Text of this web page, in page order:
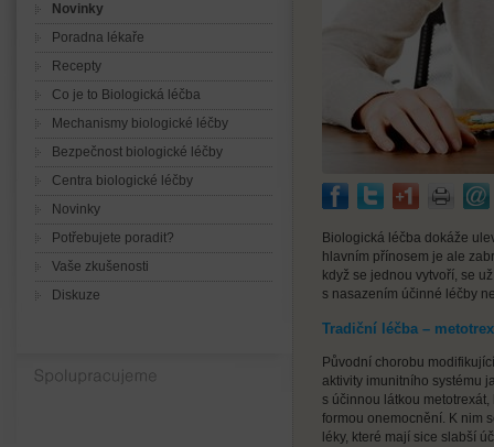
Novinky
Poradna lékaře
Recepty
Co je to Biologická léčba
Mechanismy biologické léčby
Bezpečnost biologické léčby
Centra biologické léčby
Novinky
Potřebujete poradit?
Vaše zkušenosti
Diskuze
Spolupracujeme
Biologická léčba dokáže
hlavním přínosem je ale
když se jednou vytvoří, se
s nasazením účinné léčby
Tradiční léčba –
Původní chorobu
aktivity imunitního systému
s účinnou látkou
formou onemocnění. K nim
léky, které mají sice slabší